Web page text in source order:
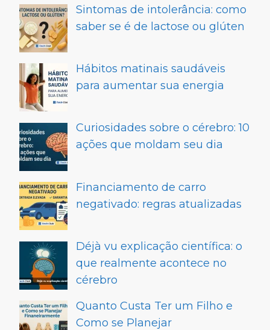
Sintomas de intolerância: como
saber se é de lactose ou glúten
Hábitos matinais saudáveis
para aumentar sua energia
Curiosidades sobre o cérebro: 10
ações que moldam seu dia
Financiamento de carro
negativado: regras atualizadas
Déjà vu explicação científica: o
que realmente acontece no
cérebro
Quanto Custa Ter um Filho e
Como se Planejar